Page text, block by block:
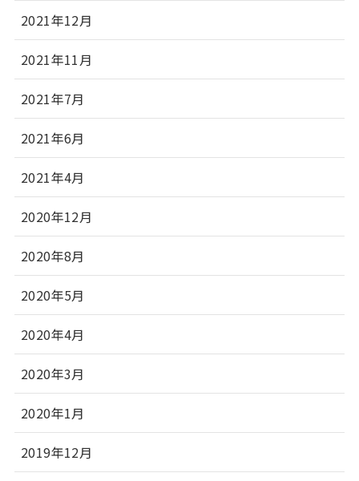
2021年12月
2021年11月
2021年7月
2021年6月
2021年4月
2020年12月
2020年8月
2020年5月
2020年4月
2020年3月
2020年1月
2019年12月